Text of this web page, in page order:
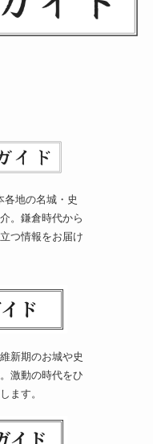
各地の名城・史
。鎌倉時代から
つ情報をお届け
新期のお城や史
激動の時代をひ
ます。